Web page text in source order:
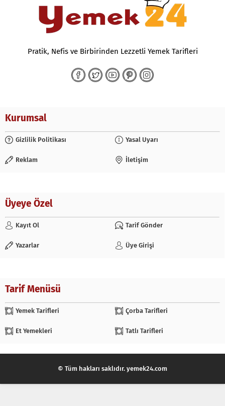
Pratik, Nefis ve Birbirinden Lezzetli Yemek Tarifleri
Kurumsal
Gizlilik Politikası Yasal Uyarı
Reklam İletişim
Üyeye Özel
Kayıt Ol Tarif Gönder
Yazarlar Üye Girişi
Tarif Menüsü
Yemek Tarifleri Çorba Tarifleri
Et Yemekleri Tatlı Tarifleri
© Tüm hakları saklıdır. yemek24.com